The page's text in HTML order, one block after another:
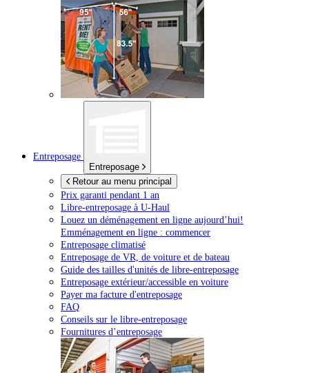
Entreposage
Entreposage
Retour au menu principal
Prix garanti pendant 1 an
Libre-entreposage à U-Haul
Louez un déménagement en ligne aujourd’hui!
Emménagement en ligne : commencer
Entreposage climatisé
Entreposage de VR, de voiture et de bateau
Guide des tailles d'unités de libre-entreposage
Entreposage extérieur/accessible en voiture
Payer ma facture d'entreposage
FAQ
Conseils sur le libre-entreposage
Fournitures d’entreposage